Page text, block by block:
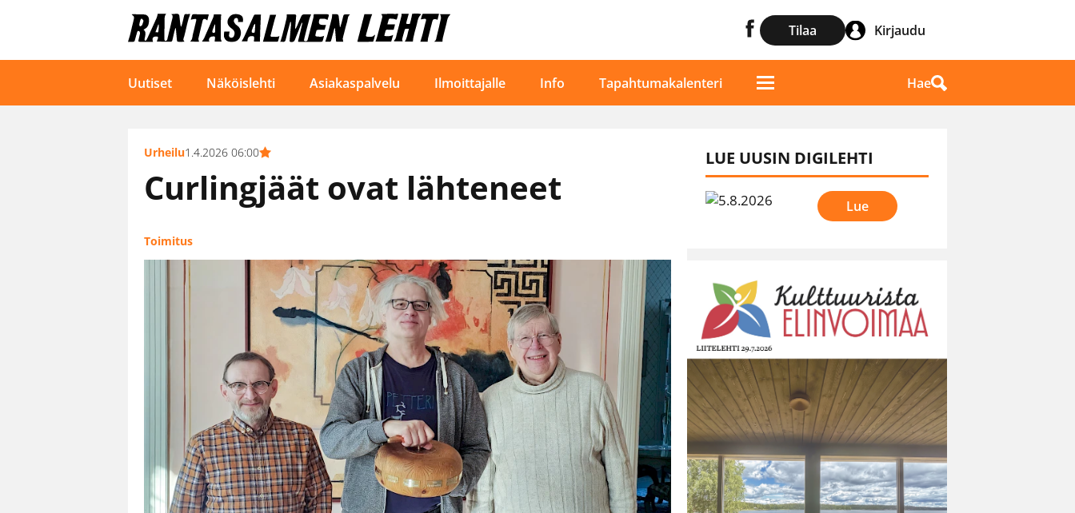
Tilaa Kirjaudu
Uutiset Näköislehti Asiakaspalvelu Ilmoittajalle Info Tapahtumakalenteri Hae
Urheilu1.4.2026 06:00
Curlingjäät ovat lähteneet
Toimitus
LUE UUSIN DIGILEHTI
Lue